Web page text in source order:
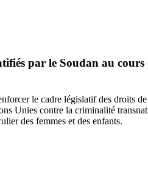
par le Soudan au cours
le cadre législatif des droits
Unies contre la criminalité
des femmes et des enfants.